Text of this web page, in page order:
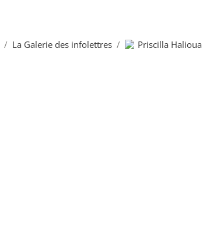
/ La Galerie des infolettres / Priscilla Halioua